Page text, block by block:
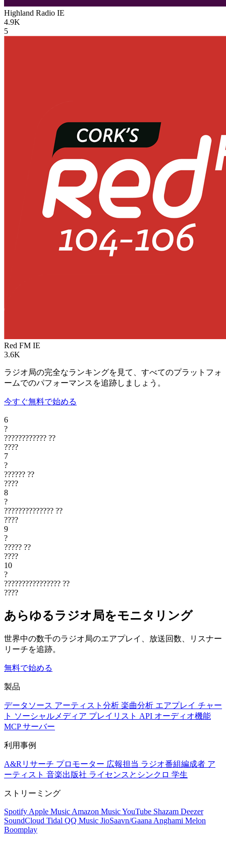
Highland Radio IE
4.9K
5
Red FM IE
3.6K
ラジオ局の完全なランキングを見て、すべてのプラットフォ
ームでのパフォーマンスを追跡しましょう。
今すぐ無料で始める
6
?
???????????? ??
????
7
?
?????? ??
????
8
?
?????????????? ??
????
9
?
????? ??
????
10
?
???????????????? ??
????
あらゆるラジオ局をモニタリング
世界中の数千のラジオ局のエアプレイ、放送回数、リスナー
リーチを追跡。
無料で始める
製品
データソース アーティスト分析 楽曲分析 エアプレイ チャー
ト ソーシャルメディア プレイリスト API オーディオ機能
MCP サーバー
利用事例
A&Rリサーチ プロモーター 広報担当 ラジオ番組編成者 ア
ーティスト 音楽出版社 ライセンスとシンクロ 学生
ストリーミング
Spotify Apple Music Amazon MusicYouTube Shazam Deezer
SoundCloud Tidal QQ Music JioSaavn/Gaana Anghami Melon
Boomplay